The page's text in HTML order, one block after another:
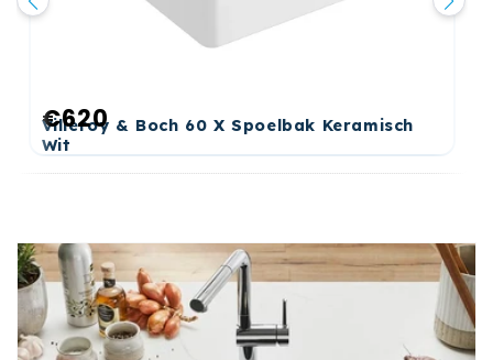
Villeroy & Boch 60 X Spoelbak Keramisch
Wit
Normale
prijs
€620